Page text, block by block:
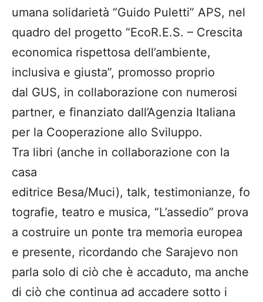
umana solidarietà “Guido Puletti” APS, nel
quadro del progetto “EcoR.E.S. – Crescita
economica rispettosa dell’ambiente,
inclusiva e giusta”, promosso proprio
dal GUS, in collaborazione con numerosi
partner, e finanziato dall’Agenzia Italiana
per la Cooperazione allo Sviluppo.
Tra libri (anche in collaborazione con la
casa
editrice Besa/Muci), talk, testimonianze, fo
tografie, teatro e musica, “L’assedio” prova
a costruire un ponte tra memoria europea
e presente, ricordando che Sarajevo non
parla solo di ciò che è accaduto, ma anche
di ciò che continua ad accadere sotto i